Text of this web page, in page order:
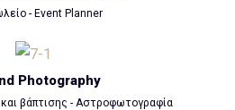
- Event Planner
Photography
βάπτισης - Αστροφωτογραφία